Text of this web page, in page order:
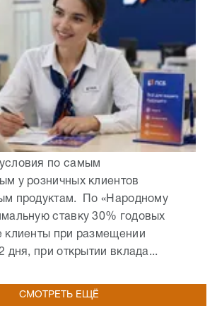
по самым
у розничных клиентов
продуктам. По «Народному
ставку 30% годовых
клиенты при размещении
дня, при открытии вклада...
СМОТРЕТЬ ЕЩЁ